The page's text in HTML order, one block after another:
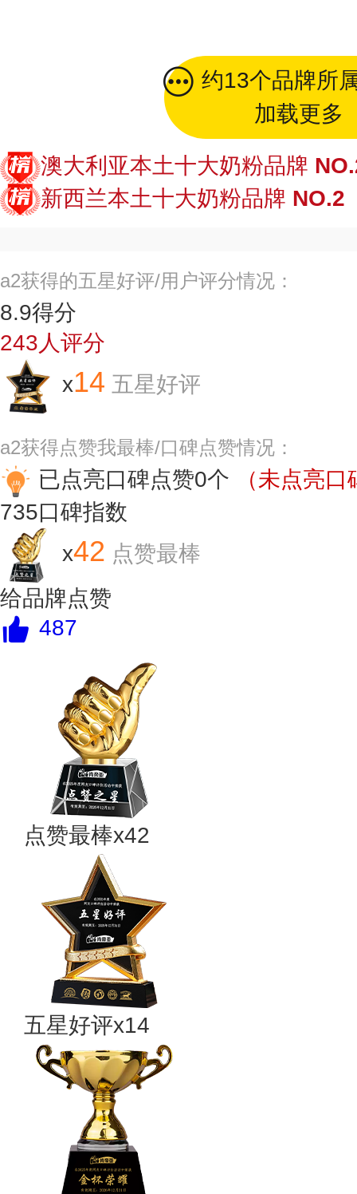
约13个品牌所
加载更多
澳大利亚本土十大奶粉品牌
新西兰本土十大奶粉品牌 NO.2
a2获得的五星好评/用户评分情况：
8.9得分
243人评分
x14 五星好评
a2获得点赞我最棒/口碑点赞情况：
已点亮口碑点赞0个
（未点亮
735口碑指数
x42 点赞最棒
给品牌点赞
487
点赞最棒x42
五星好评x14